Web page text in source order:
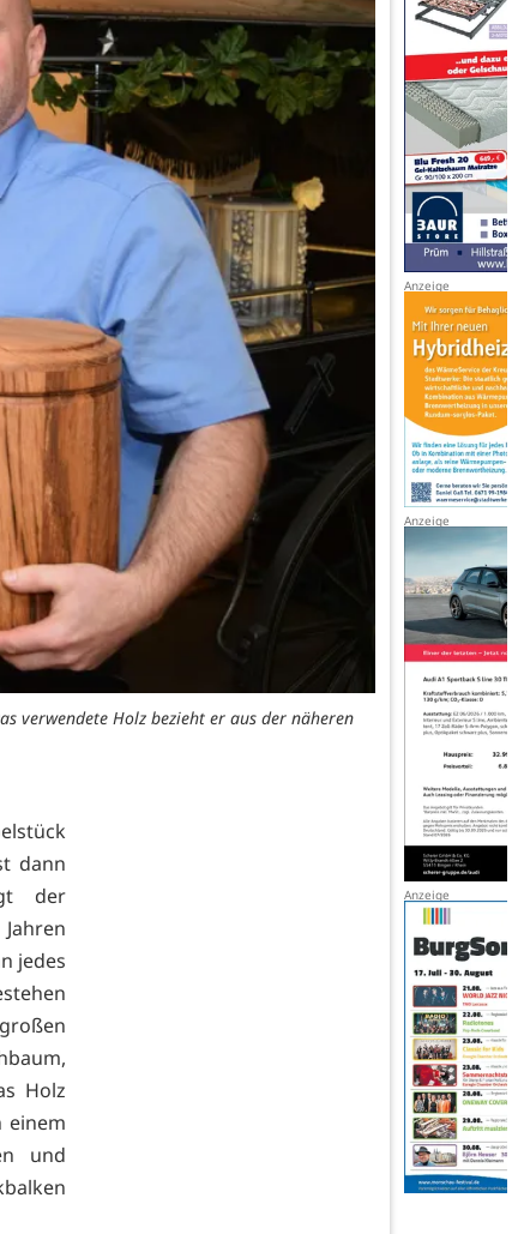
verwendete Holz bezieht er aus der näheren
dann
der
jedes
Holz
einem
und